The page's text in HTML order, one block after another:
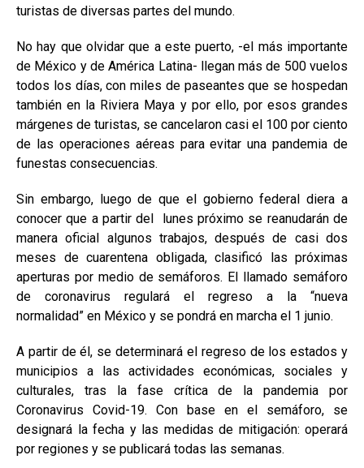
turistas de diversas partes del mundo.
No hay que olvidar que a este puerto, -el más importante
de México y de América Latina- llegan más de 500 vuelos
todos los días, con miles de paseantes que se hospedan
también en la Riviera Maya y por ello, por esos grandes
márgenes de turistas, se cancelaron casi el 100 por ciento
de las operaciones aéreas para evitar una pandemia de
funestas consecuencias.
Sin embargo, luego de que el gobierno federal diera a
conocer que a partir del
lunes próximo se reanudarán de
manera oficial algunos trabajos, después de casi dos
meses de cuarentena obligada, clasificó las próximas
aperturas por medio de semáforos. El llamado semáforo
de coronavirus regulará el regreso a la “nueva
normalidad” en México y se pondrá en marcha el 1 junio.
A partir de él, se determinará el regreso de los estados y
municipios a las actividades económicas, sociales y
culturales, tras la fase crítica de la pandemia por
Coronavirus Covid-19. Con base en el semáforo, se
designará la fecha y las medidas de mitigación: operará
por regiones y se publicará todas las semanas.